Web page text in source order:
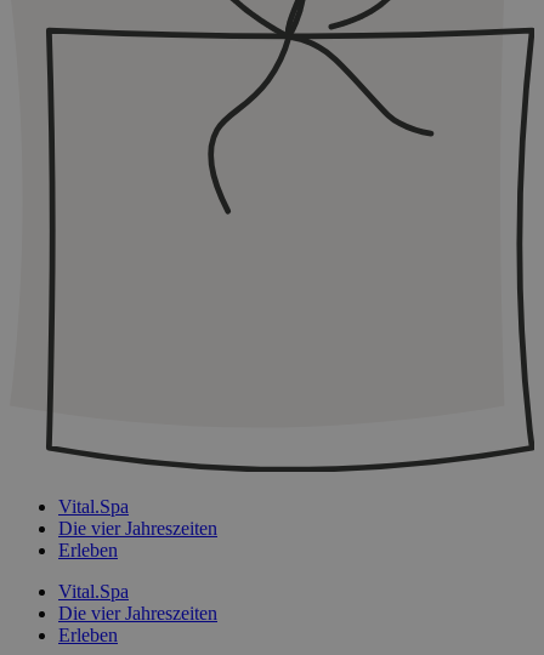
Vital.Spa
Die vier Jahreszeiten
Erleben
Vital.Spa
Die vier Jahreszeiten
Erleben